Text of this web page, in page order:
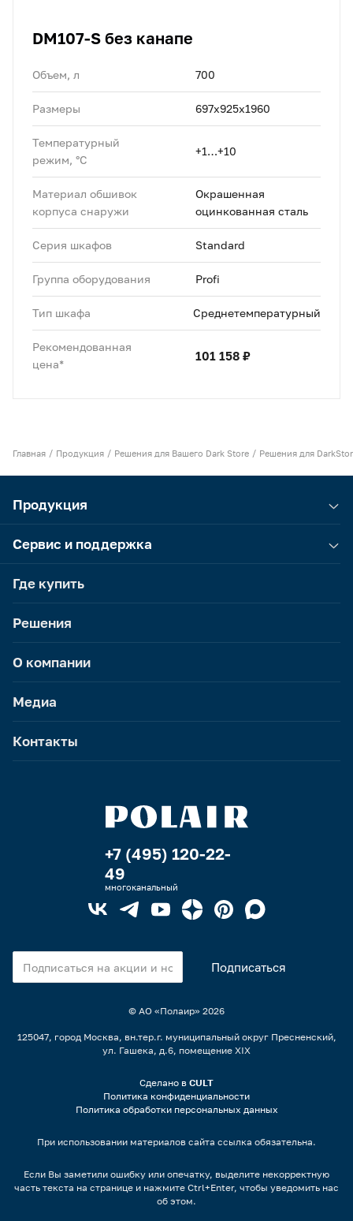
DM107-S без канапе
Объем, л 700
Размеры 697х925х1960
Температурный
режим, °C
+1…+10
Материал обшивок
корпуса снаружи
Окрашенная
оцинкованная сталь
Серия шкафов Standard
Группа оборудования Profi
Тип шкафа Среднетемпературный
Рекомендованная
цена*
101 158 ₽
Главная Продукция Решения для Вашего Dark Store Решения для
Продукция
Сервис и поддержка
Где купить
Решения
О компании
Медиа
Контакты
+7 (495) 120-22-
49
многоканальный
© АО «Полаир» 2026
125047, город Москва, вн.тер.г. муниципальный округ Пресненский,
ул. Гашека, д.6, помещение XIX
Сделано в CULT
Политика конфиденциальности
Политика обработки персональных данных
При использовании материалов сайта ссылка обязательна.
Если Вы заметили ошибку или опечатку, выделите некорректную
часть текста на странице и нажмите Ctrl+Enter, чтобы уведомить нас
об этом.